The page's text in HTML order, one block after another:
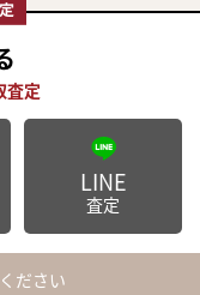
LINE
査定
ださい